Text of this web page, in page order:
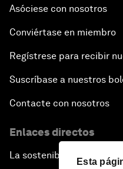
Esta
Asóciese con nosotros
Conviértase en miembro
Regístrese para recibir
Suscríbase a nuestros
Contacte con nosotros
Enlaces directos
La sostenibilidad en el Foro